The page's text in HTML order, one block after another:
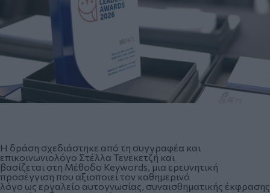
Η δράση σχεδιάστηκε από τη συγγραφέα και
επικοινωνιολόγο Στέλλα Τενεκετζή και
βασίζεται στη Μέθοδο Keywords, μια ερευνητική
προσέγγιση που αξιοποιεί τον καθημερινό
λόγο ως εργαλείο αυτογνωσίας, συναισθηματικής έκφρασης